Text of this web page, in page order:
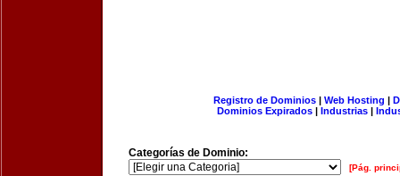
Registro de Dominios| Web Hosting |
Dominios Expirados | Industrias |
Categorías de Dominio:
[Pág.